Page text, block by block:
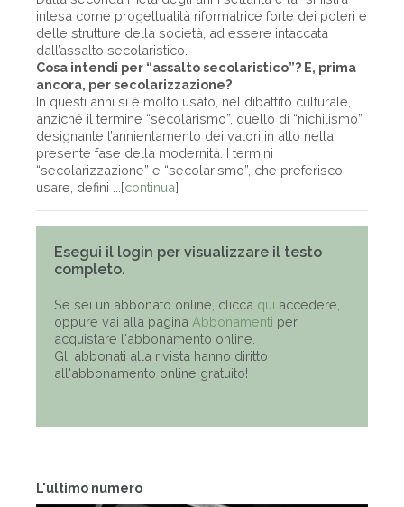
L'ultimo numero
intesa come progettualità riformatrice forte dei poteri e
delle strutture della società, ad essere intaccata
dall’assalto secolaristico.
Cosa intendi per “assalto secolaristico”? E, prima
ancora, per secolarizzazione?
In questi anni si è molto usato, nel dibattito culturale,
anziché il termine “secolarismo”, quello di “nichilismo”,
desi­gnante l’annientamento dei valori in atto nella
presente fase della modernità. I termini
“secolarizzazione” e “secolarismo”, che preferisco
usare, defini ...[continua]
Esegui il login per visualizzare il testo
completo.
Se sei un abbonato online, clicca qui accedere,
oppure vai alla pagina Abbonamenti per
acquistare l'abbonamento online.
Gli abbonati alla rivista hanno diritto
all'abbonamento online gratuito!